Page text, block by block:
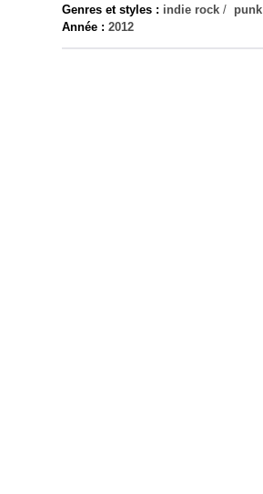
Genres et styles : indie rock / punk
Année : 2012